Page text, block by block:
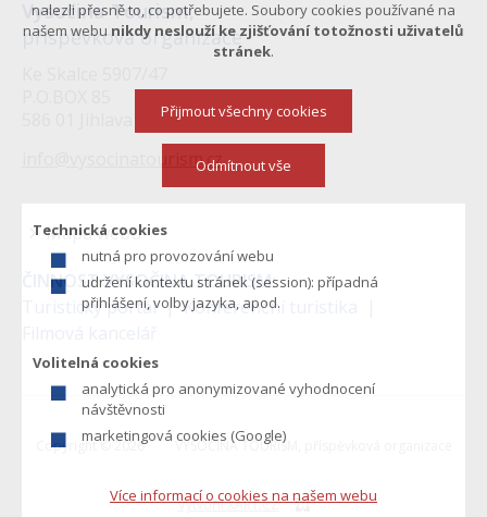
ČINNOST VYSOČINA TOURISM:
Turistický portál
Konferenční turistika
Vysočina Tourism,
příspěvková organizace
info@vysocinatourism.cz
Menu
zápatí
Mapa webu
Copyright © 2026 VYSOČINA TOURISM, příspěvková organizace
Vytvořil XART.CZ
nalezli přesně to, co potřebujete. Soubory cookies používané na
našem webu nikdy neslouží ke zjišťování totožnosti uživatelů
stránek.
Technická cookies
nutná pro provozování webu
udržení kontextu stránek (session): případná
přihlášení, volby jazyka, apod.
Volitelná cookies
analytická pro anonymizované vyhodnocení
návštěvnosti
marketingová cookies (Google)
Více informací o cookies na našem webu
Přijmout všechny cookies
Odmítnout vše